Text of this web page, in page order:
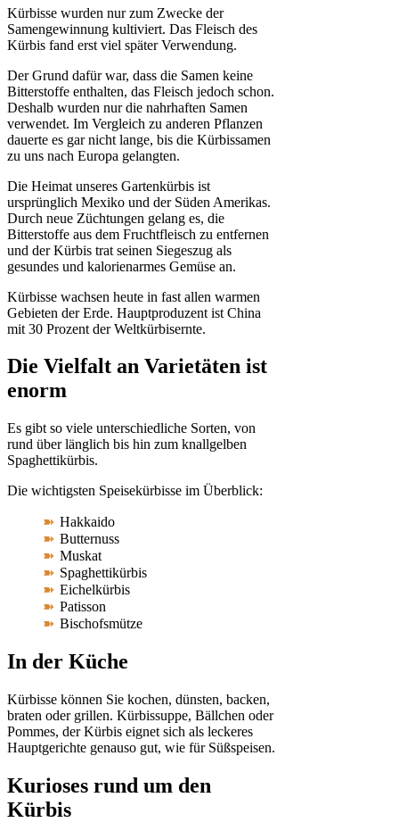
Kürbisse wurden nur zum Zwecke der
Samengewinnung kultiviert. Das Fleisch des
Kürbis fand erst viel später Verwendung.
Der Grund dafür war, dass die Samen keine
Bitterstoffe enthalten, das Fleisch jedoch schon.
Deshalb wurden nur die nahrhaften Samen
verwendet. Im Vergleich zu anderen Pflanzen
dauerte es gar nicht lange, bis die Kürbissamen
zu uns nach Europa gelangten.
Die Heimat unseres Gartenkürbis ist
ursprünglich Mexiko und der Süden Amerikas.
Durch neue Züchtungen gelang es, die
Bitterstoffe aus dem Fruchtfleisch zu entfernen
und der Kürbis trat seinen Siegeszug als
gesundes und kalorienarmes Gemüse an.
Kürbisse wachsen heute in fast allen warmen
Gebieten der Erde. Hauptproduzent ist China
mit 30 Prozent der Weltkürbisernte.
Die Vielfalt an Varietäten ist
enorm
Es gibt so viele unterschiedliche Sorten, von
rund über länglich bis hin zum knallgelben
Spaghettikürbis.
Die wichtigsten Speisekürbisse im Überblick:
Hakkaido
Butternuss
Muskat
Spaghettikürbis
Eichelkürbis
Patisson
Bischofsmütze
In der Küche
Kürbisse können Sie kochen, dünsten, backen,
braten oder grillen. Kürbissuppe, Bällchen oder
Pommes, der Kürbis eignet sich als leckeres
Hauptgerichte genauso gut, wie für Süßspeisen.
Kurioses rund um den
Kürbis